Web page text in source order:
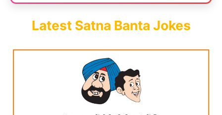
Latest Satna Banta Jokes